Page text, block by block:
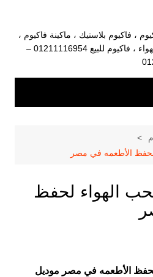
، فاكيوم بلاستيك ، ماكينة فاكيوم ،
ماكينة فاكيوم تغليف وسحب الهواء ، فاكيوم للبيع 01211116954 –
الأطعمه في مصر
الهواء لحفظ
الأطعمه في مصر موديل